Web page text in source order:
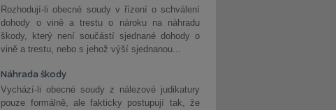
Rozhodují-li obecné soudy v řízení o schválení
dohody o vině a trestu o nároku na náhradu
škody, který není součástí sjednané dohody o
vině a trestu, nebo s jehož výší sjednanou...
Náhrada škody
Vychází-li obecné soudy z nálezové judikatury
pouze formálně, ale fakticky postupují tak, že